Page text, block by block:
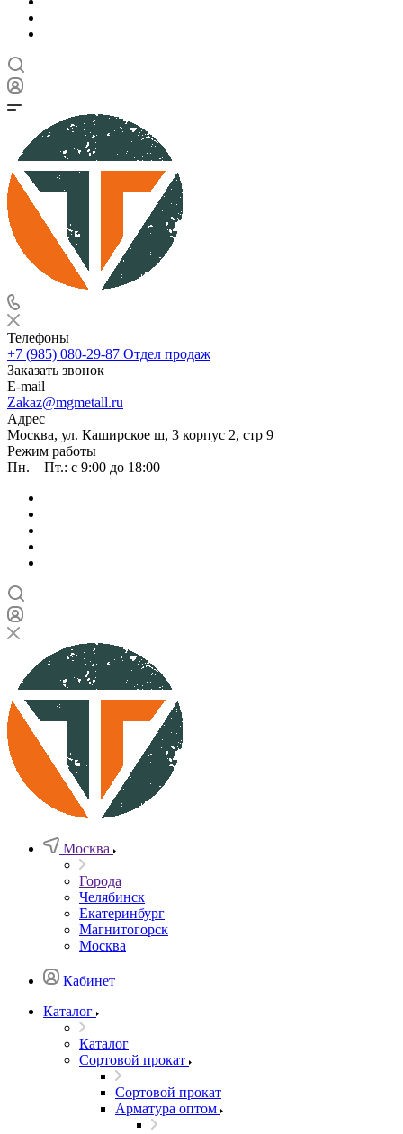
Телефоны
+7 (985) 080-29-87 Отдел продаж
Заказать звонок
E-mail
Zakaz@mgmetall.ru
Адрес
Москва, ул. Каширское ш, 3 корпус 2, стр 9
Режим работы
Пн. – Пт.: с 9:00 до 18:00
Москва
Города
Челябинск
Екатеринбург
Магнитогорск
Москва
Кабинет
Каталог
Каталог
Сортовой прокат
Сортовой прокат
Арматура оптом